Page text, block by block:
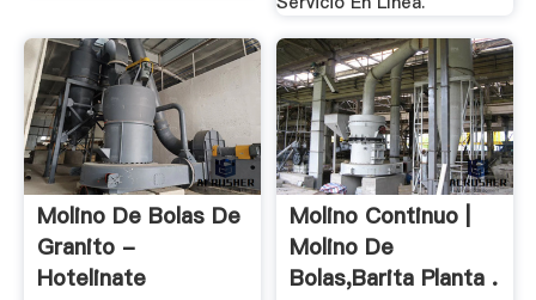
Molino De Bolas De
Granito -
Hotelinate
Molino Continuo |
Molino De
Bolas,Barita Planta .